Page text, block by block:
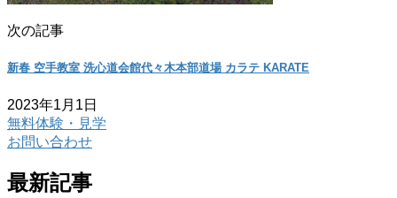
次の記事
新春 空手教室 洗心道会館代々木本部道場 カラテ KARATE
2023年1月1日
無料体験・見学
お問い合わせ
最新記事